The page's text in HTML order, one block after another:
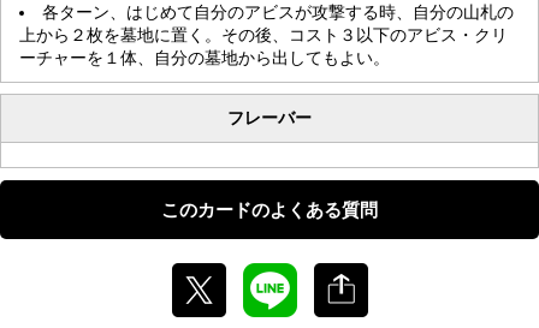
各ターン、はじめて自分のアビスが攻撃する時、自分の山札の
上から２枚を墓地に置く。その後、コスト３以下のアビス・クリ
ーチャーを１体、自分の墓地から出してもよい。
フレーバー
このカードのよくある質問